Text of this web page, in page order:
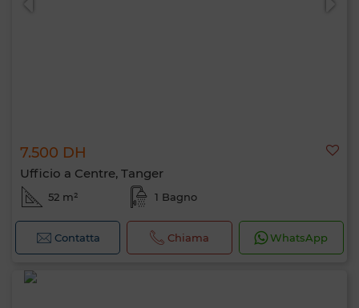
7.500 DH
Ufficio a Centre, Tanger
52 m² 1 Bagno
Contatta Chiama WhatsApp